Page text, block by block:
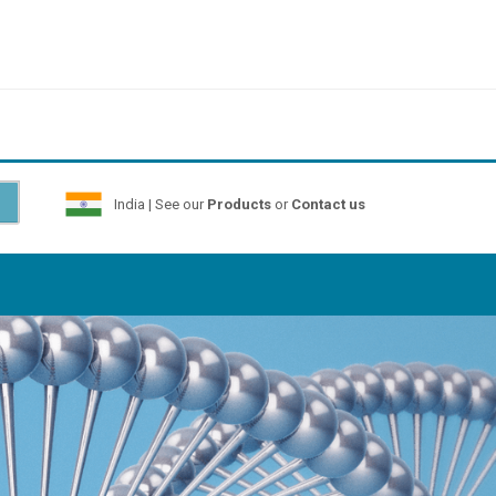
India | See our Productsor Contact us